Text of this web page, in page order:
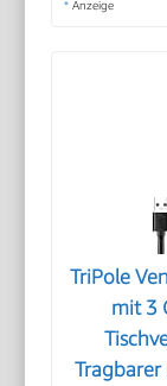
* Anzeige
TriPole
mit 3
Tragbarer